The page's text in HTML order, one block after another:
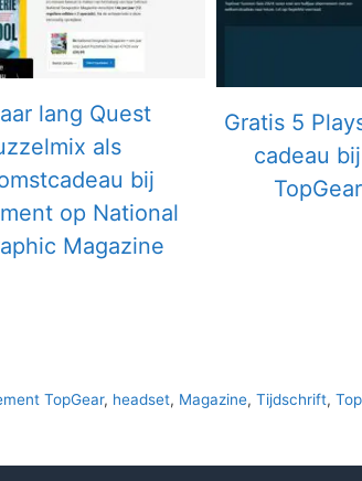
lang Quest
als
bij
op National
Magazine
Gratis 5
cadeau
TopGear, headset, Magazine, Tijdschrift,